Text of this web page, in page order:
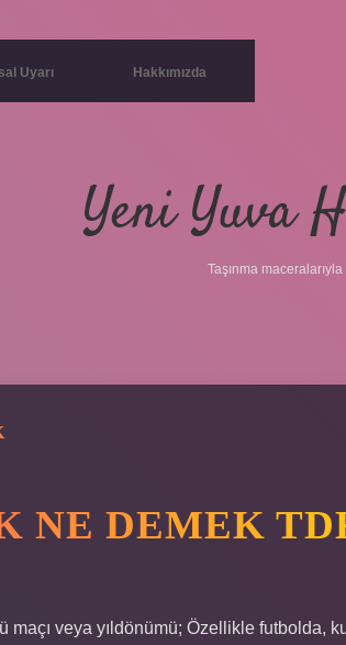
Uyarı Hakkımızda
Yeni Yuva
Taşınma
NE DEMEK
veya yıldönümü; Özellikle futbolda,